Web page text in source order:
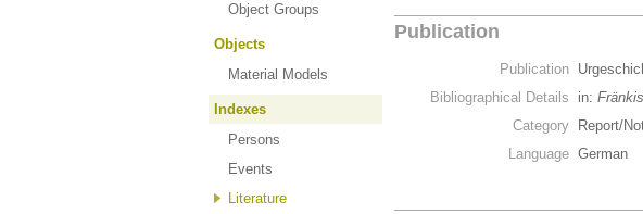
Object Groups
Objects
Material Models
Indexes
Persons
Events
Literature
Publication
Publication
Bibliographical Details
in:
Category
Report/
Language German